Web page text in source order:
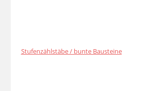
Stufenzählstäbe / bunte Bausteine